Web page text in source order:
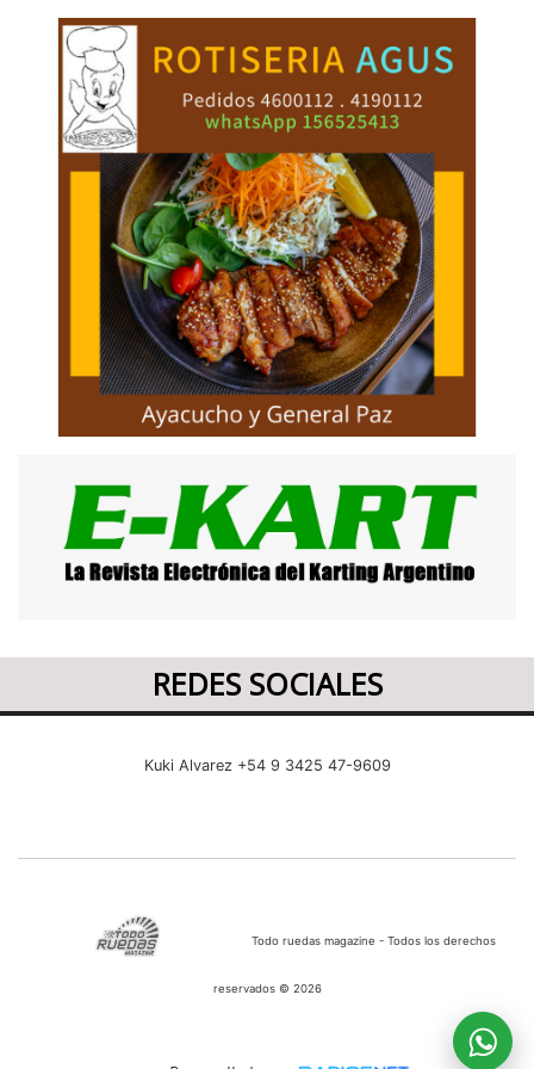
REDES SOCIALES
Kuki Alvarez +54 9 3425 47-9609
Todo ruedas magazine - Todos los derechos
reservados © 2026